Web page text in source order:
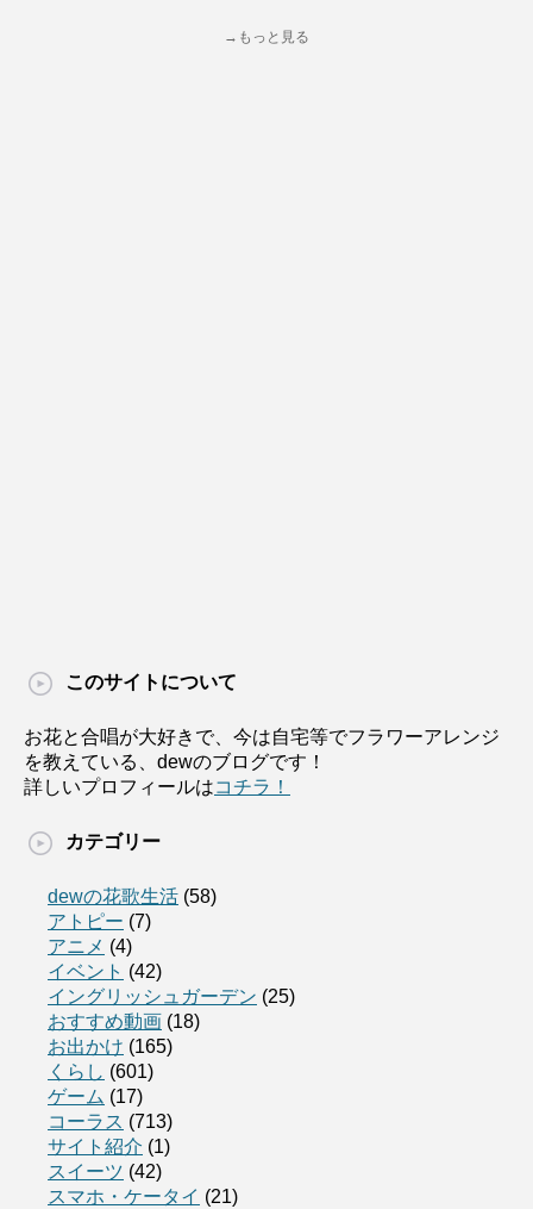
→もっと見る
このサイトについて
お花と合唱が大好きで、今は自宅等でフラワーアレンジ
を教えている、dewのブログです！
詳しいプロフィールはコチラ！
カテゴリー
dewの花歌生活 (58)
アトピー (7)
アニメ (4)
イベント (42)
イングリッシュガーデン (25)
おすすめ動画 (18)
お出かけ (165)
くらし (601)
ゲーム (17)
コーラス (713)
サイト紹介 (1)
スイーツ (42)
スマホ・ケータイ (21)